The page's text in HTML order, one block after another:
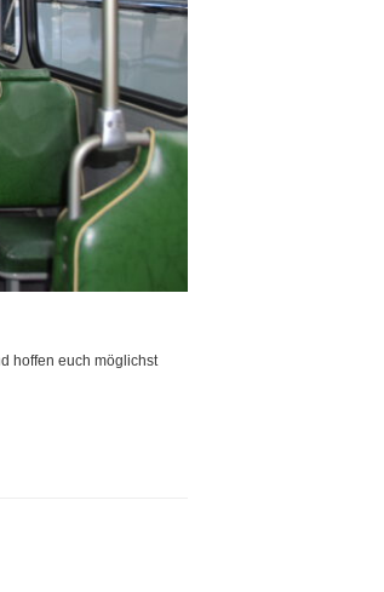
hoffen euch möglichst